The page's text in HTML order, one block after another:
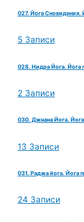
027. Йога Сновидения.
5 Записи
028. Нидра Йога. Йога
2 Записи
030. Джнана Йога.
13 Записи
031. Раджа йога. Йога
24 Записи